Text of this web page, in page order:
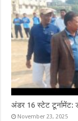
अंडर 16 स्टेट टूर्नामेंट:
November 23, 2025